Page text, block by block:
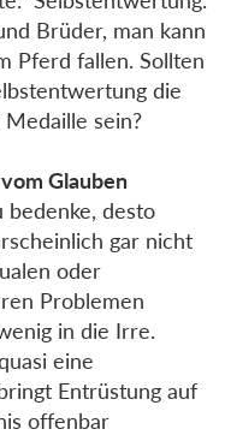
Brüder, man kann
Pferd fallen. Sollten
die
sein?
Glauben
bedenke, desto
gar nicht
oder
Problemen
in die Irre.
eine
Entrüstung auf
offenbar